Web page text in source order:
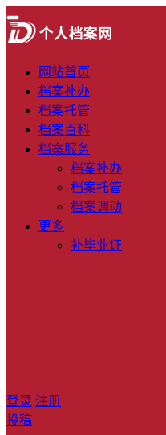
网站首页
档案补办
档案托管
档案百科
档案服务
档案补办
档案托管
档案调动
更多
补毕业证
登录 注册
投稿